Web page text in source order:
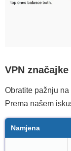
VPN
Obratite pažnju
Prema našem
Namjena